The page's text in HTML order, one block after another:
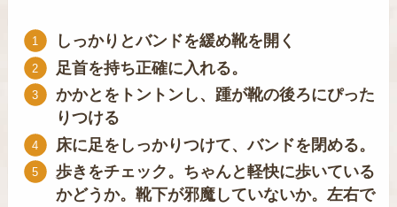
しっかりとバンドを緩め靴を開く
足首を持ち正確に入れる。
かかとをトントンし、踵が靴の後ろにぴった
りつける
床に足をしっかりつけて、バンドを閉める。
歩きをチェック。ちゃんと軽快に歩いている
かどうか。靴下が邪魔していないか。左右で